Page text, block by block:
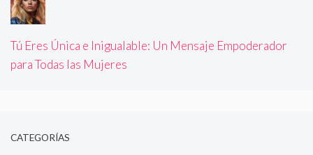
Tú Eres Única e Inigualable: Un Mensaje Empoderador
para Todas las Mujeres
CATEGORÍAS